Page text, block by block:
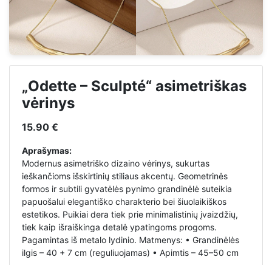
„Odette – Sculpté“ asimetriškas
vėrinys
15.90 €
Aprašymas:
Modernus asimetriško dizaino vėrinys, sukurtas
ieškančioms išskirtinių stiliaus akcentų. Geometrinės
formos ir subtili gyvatėlės pynimo grandinėlė suteikia
papuošalui elegantiško charakterio bei šiuolaikiškos
estetikos. Puikiai dera tiek prie minimalistinių įvaizdžių,
tiek kaip išraiškinga detalė ypatingoms progoms.
Pagamintas iš metalo lydinio. Matmenys: • Grandinėlės
ilgis – 40 + 7 cm (reguliuojamas) • Apimtis – 45–50 cm